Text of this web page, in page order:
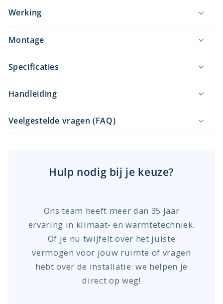
Werking
Montage
Specificaties
Handleiding
Veelgestelde vragen (FAQ)
Hulp nodig bij je keuze?
Ons team heeft meer dan 35 jaar
ervaring in klimaat- en warmtetechniek.
Of je nu twijfelt over het juiste
vermogen voor jouw ruimte of vragen
hebt over de installatie: we helpen je
direct op weg!